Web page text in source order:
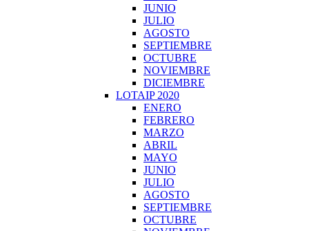
JUNIO
JULIO
AGOSTO
SEPTIEMBRE
OCTUBRE
NOVIEMBRE
DICIEMBRE
LOTAIP 2020
ENERO
FEBRERO
MARZO
ABRIL
MAYO
JUNIO
JULIO
AGOSTO
SEPTIEMBRE
OCTUBRE